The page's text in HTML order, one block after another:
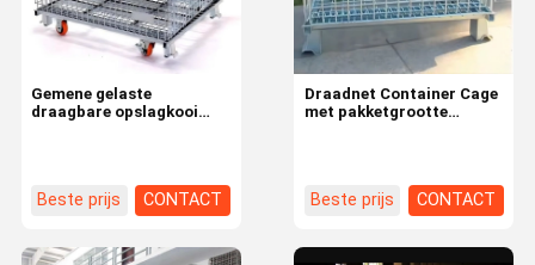
Draadnet Container Cage
met pakketgrootte
Beste prijs CONTACT
Gemene gelaste
draagbare opslagkooi
Beste prijs CONTACT